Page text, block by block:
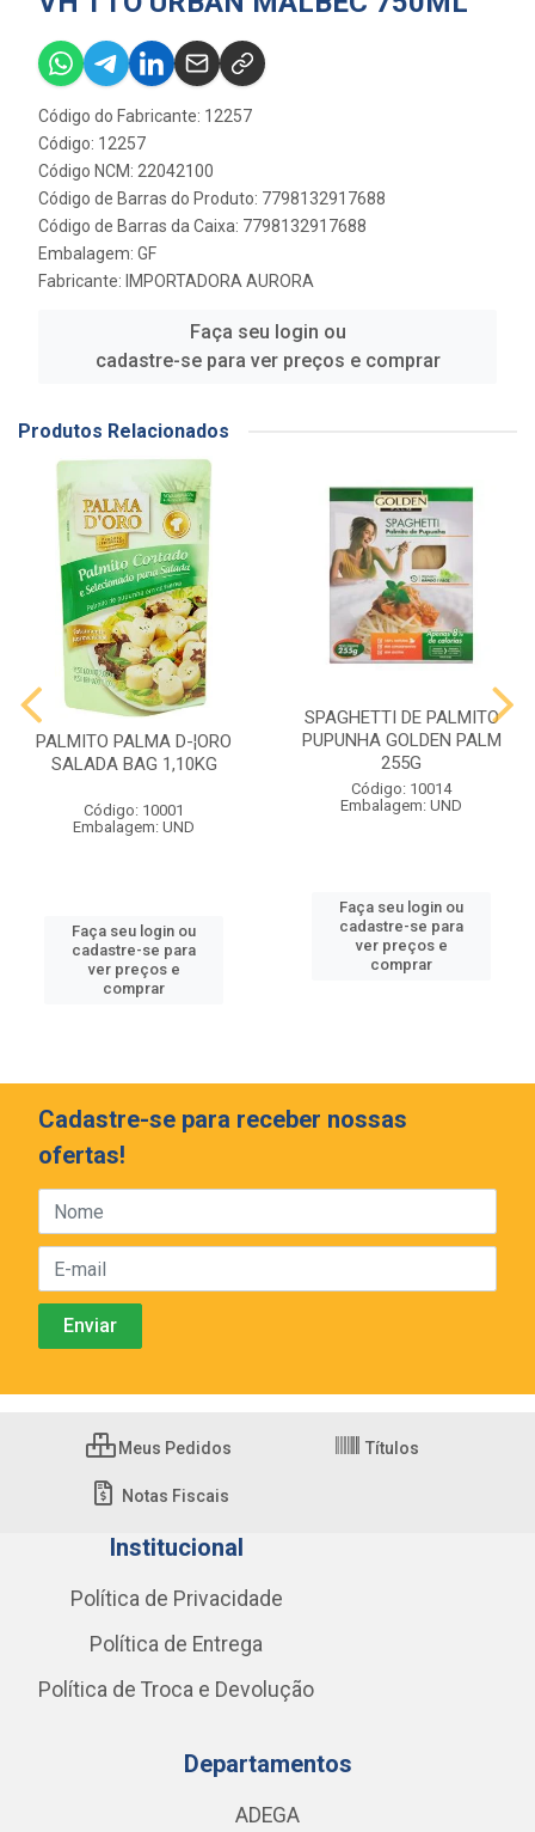
Código do Fabricante: 12257
Código: 12257
Código NCM: 22042100
Código de Barras do Produto: 7798132917688
Código de Barras da Caixa: 7798132917688
Embalagem: GF
Fabricante: IMPORTADORA AURORA
Faça seu login ou
cadastre-se para ver preços e comprar
Produtos Relacionados
PALMITO PALMA D-¦ORO
SALADA BAG 1,10KG
Código: 10001
Embalagem: UND
Faça seu login ou
cadastre-se para
ver preços e
comprar
SPAGHETTI DE PALMITO
PUPUNHA GOLDEN PALM
255G
Código: 10014
Embalagem: UND
Faça seu login ou
cadastre-se para
ver preços e
comprar
Cadastre-se para receber nossas
ofertas!
Meus Pedidos Títulos
Notas Fiscais
Institucional
Política de Privacidade
Política de Entrega
Política de Troca e Devolução
Departamentos
ADEGA